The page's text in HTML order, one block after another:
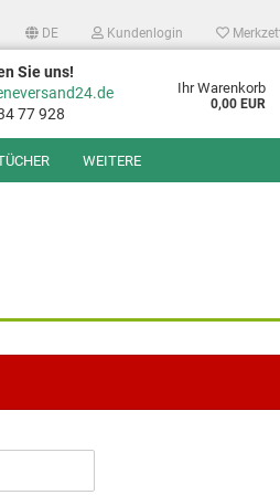
DE Kundenlogin
Sie uns!
77 928
Ihr Warenkorb
0,00 EUR
WEITERE